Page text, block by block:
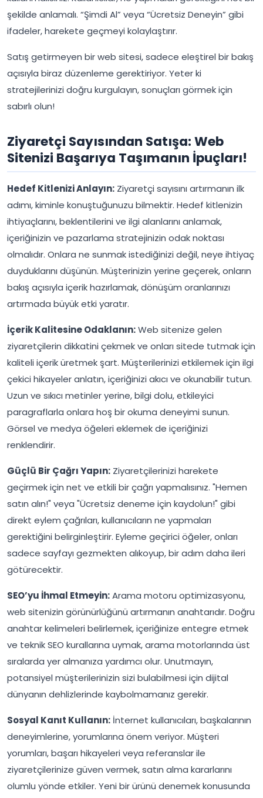
şekilde anlamalı. “Şimdi Al” veya “Ücretsiz Deneyin” gibi
ifadeler, harekete geçmeyi kolaylaştırır.
Satış getirmeyen bir web sitesi, sadece eleştirel bir bakış
açısıyla biraz düzenleme gerektiriyor. Yeter ki
stratejilerinizi doğru kurgulayın, sonuçları görmek için
sabırlı olun!
Ziyaretçi Sayısından Satışa: Web
Sitenizi Başarıya Taşımanın İpuçları!
Hedef Kitlenizi Anlayın: Ziyaretçi sayısını artırmanın ilk
adımı, kiminle konuştuğunuzu bilmektir. Hedef kitlenizin
ihtiyaçlarını, beklentilerini ve ilgi alanlarını anlamak,
içeriğinizin ve pazarlama stratejinizin odak noktası
olmalıdır. Onlara ne sunmak istediğinizi değil, neye ihtiyaç
duyduklarını düşünün. Müşterinizin yerine geçerek, onların
bakış açısıyla içerik hazırlamak, dönüşüm oranlarınızı
artırmada büyük etki yaratır.
İçerik Kalitesine Odaklanın:Web sitenize gelen
ziyaretçilerin dikkatini çekmek ve onları sitede tutmak için
kaliteli içerik üretmek şart. Müşterilerinizi etkilemek için ilgi
çekici hikayeler anlatın, içeriğinizi akıcı ve okunabilir tutun.
Uzun ve sıkıcı metinler yerine, bilgi dolu, etkileyici
paragraflarla onlara hoş bir okuma deneyimi sunun.
Görsel ve medya öğeleri eklemek de içeriğinizi
renklendirir.
Güçlü Bir Çağrı Yapın: Ziyaretçilerinizi harekete
geçirmek için net ve etkili bir çağrı yapmalısınız. "Hemen
satın alın!" veya "Ücretsiz deneme için kaydolun!" gibi
direkt eylem çağrıları, kullanıcıların ne yapmaları
gerektiğini belirginleştirir. Eyleme geçirici öğeler, onları
sadece sayfayı gezmekten alıkoyup, bir adım daha ileri
götürecektir.
SEO’yu İhmal Etmeyin:Arama motoru optimizasyonu,
web sitenizin görünürlüğünü artırmanın anahtarıdır. Doğru
anahtar kelimeleri belirlemek, içeriğinize entegre etmek
ve teknik SEO kurallarına uymak, arama motorlarında üst
sıralarda yer almanıza yardımcı olur. Unutmayın,
potansiyel müşterilerinizin sizi bulabilmesi için dijital
dünyanın dehlizlerinde kaybolmamanız gerekir.
Sosyal Kanıt Kullanın: İnternet kullanıcıları, başkalarının
deneyimlerine, yorumlarına önem veriyor. Müşteri
yorumları, başarı hikayeleri veya referanslar ile
ziyaretçilerinize güven vermek, satın alma kararlarını
olumlu yönde etkiler. Yeni bir ürünü denemek konusunda